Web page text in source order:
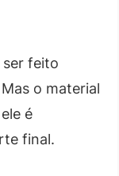
ser feito
o material
é
final.